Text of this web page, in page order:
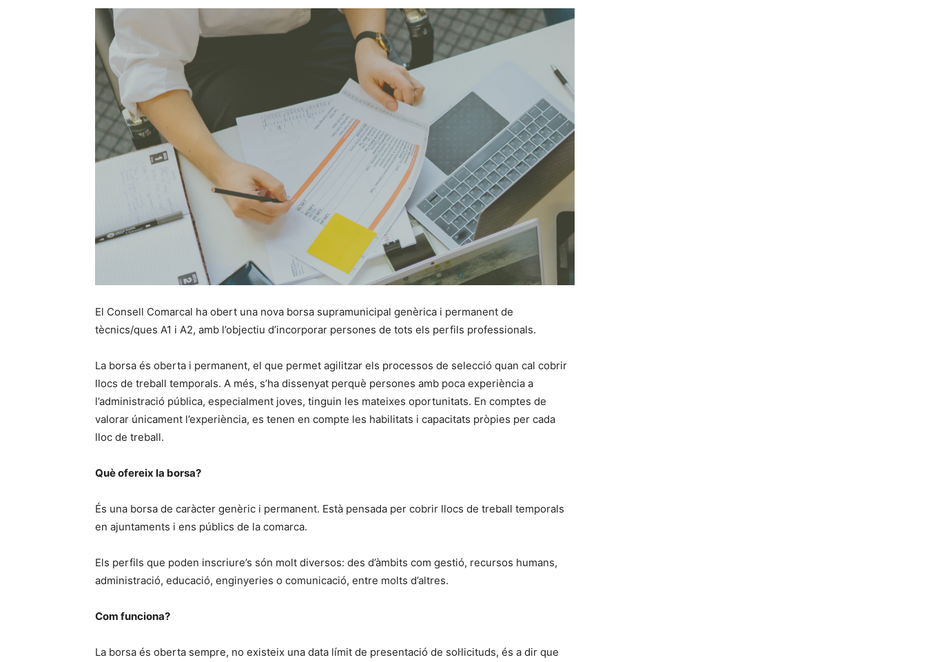
El Consell Comarcal ha obert una nova borsa supramunicipal genèrica i permanent de
tècnics/ques A1 i A2, amb l’objectiu d’incorporar persones de tots els perfils professionals.
La borsa és oberta i permanent, el que permet agilitzar els processos de selecció quan cal cobrir
llocs de treball temporals. A més, s’ha dissenyat perquè persones amb poca experiència a
l’administració pública, especialment joves, tinguin les mateixes oportunitats. En comptes de
valorar únicament l’experiència, es tenen en compte les habilitats i capacitats pròpies per cada
lloc de treball.
Què ofereix la borsa?
És una borsa de caràcter genèric i permanent. Està pensada per cobrir llocs de treball temporals
en ajuntaments i ens públics de la comarca.
Els perfils que poden inscriure’s són molt diversos: des d’àmbits com gestió, recursos humans,
administració, educació, enginyeries o comunicació, entre molts d’altres.
Com funciona?
La borsa és oberta sempre, no existeix una data límit de presentació de sol·licituds, és a dir que